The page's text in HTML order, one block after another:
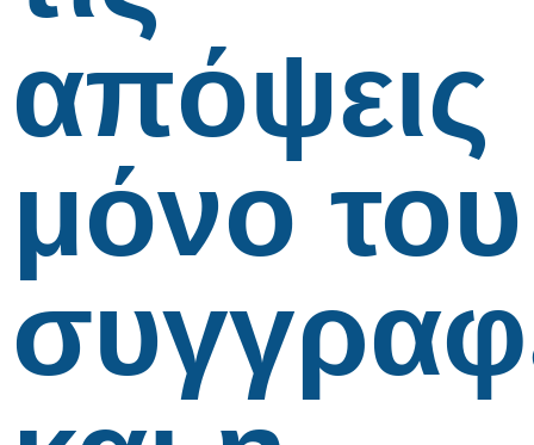
απόψεις
μόνο του